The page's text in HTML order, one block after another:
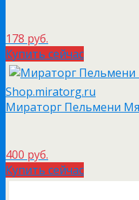
178 руб.
Купить сейчас
Shop.miratorg.ru
Мираторг Пельмени
400 руб.
Купить сейчас